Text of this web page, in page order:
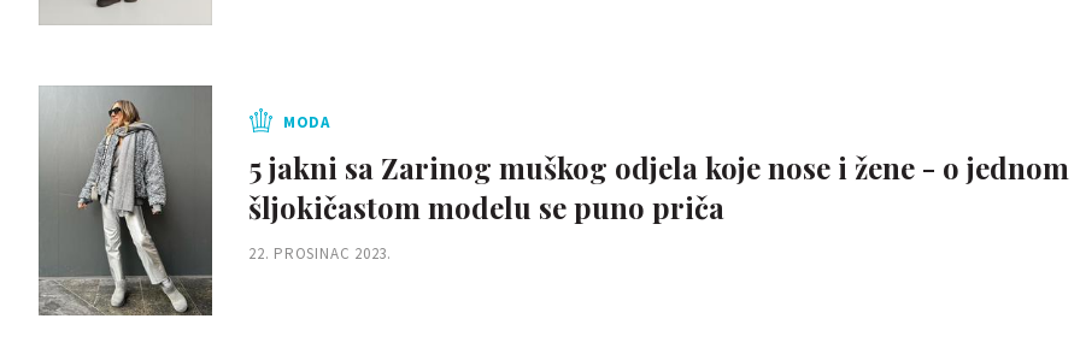
MODA
5 jakni sa Zarinog muškog odjela koje nose i žene - o jednom
šljokičastom modelu se puno priča
22. PROSINAC 2023.